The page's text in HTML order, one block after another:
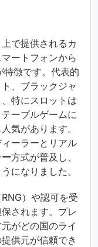
で提供されるカ
ートフォンから
徴です。代表的
、ブラックジャ
特にスロットは
ーブルゲームに
気があります。
ーラーとリアル
方式が普及し、
になりました。
）や認可を受
されます。プレ
がどの国のライ
供元が信頼でき